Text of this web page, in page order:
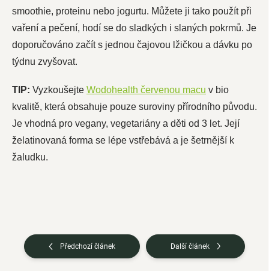
smoothie, proteinu nebo jogurtu. Můžete ji tako použít při
vaření a pečení, hodí se do sladkých i slaných pokrmů. Je
doporučováno začít s jednou čajovou lžičkou a dávku po
týdnu zvyšovat.
TIP: Vyzkoušejte Wodohealth červenou macu v bio
kvalitě, která obsahuje pouze suroviny přírodního původu.
Je vhodná pro vegany, vegetariány a děti od 3 let. Její
želatinovaná forma se lépe vstřebává a je šetrnější k
žaludku.
Předchozí článek Další článek